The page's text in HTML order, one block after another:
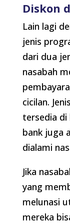
Diskon
Lain lagi
jenis
dari dua
nasabah
cicilan.
tersedia di
bank juga
dialami
Jika
yang
melunasi
mereka